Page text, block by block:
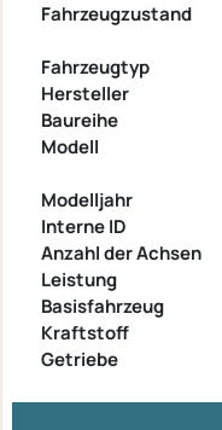
Fahrzeugzustand
Fahrzeugtyp
Hersteller
Baureihe
Modell
Modelljahr
Interne ID
Anzahl der Achsen
Leistung
Basisfahrzeug
Kraftstoff
Getriebe